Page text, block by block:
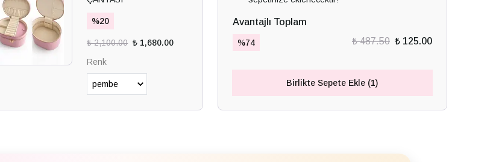
%20
₺ 2,100.00 ₺ 1,680.00
Renk
Avantajlı Toplam
%74 ₺ 487.50 ₺ 125.00
Birlikte Sepete Ekle (1)